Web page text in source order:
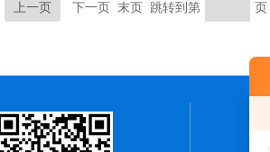
上一页 下一页 末页 跳转到第 页